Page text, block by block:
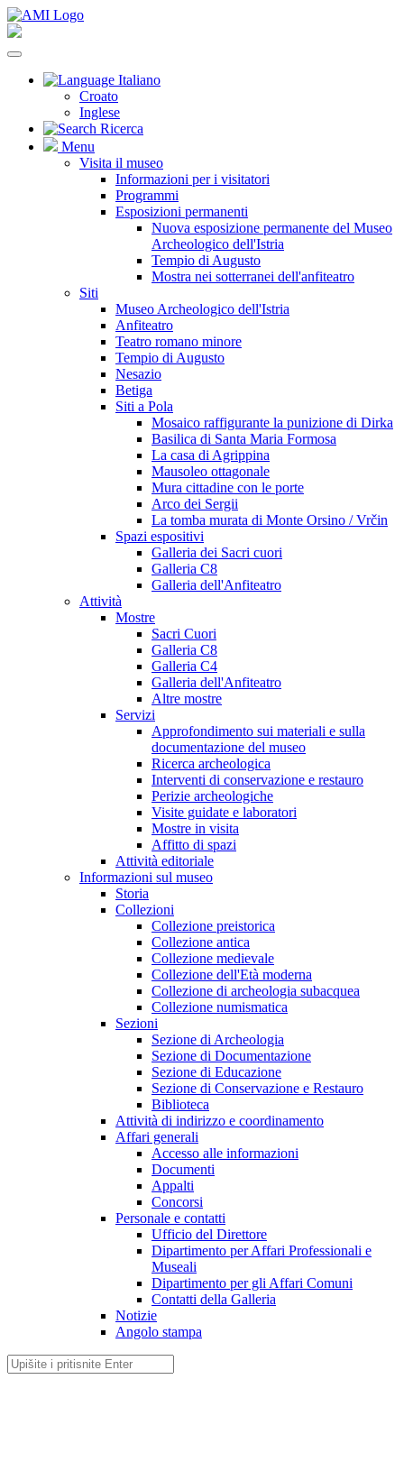
Italiano
Croato
Inglese
Ricerca
Menu
Visita il museo
Informazioni per i visitatori
Programmi
Esposizioni permanenti
Nuova esposizione permanente del Museo
Archeologico dell'Istria
Tempio di Augusto
Mostra nei sotterranei dell'anfiteatro
Siti
Museo Archeologico dell'Istria
Anfiteatro
Teatro romano minore
Tempio di Augusto
Nesazio
Betiga
Siti a Pola
Mosaico raffigurante la punizione di Dirka
Basilica di Santa Maria Formosa
La casa di Agrippina
Mausoleo ottagonale
Mura cittadine con le porte
Arco dei Sergii
La tomba murata di Monte Orsino / Vrčin
Spazi espositivi
Galleria dei Sacri cuori
Galleria C8
Galleria dell'Anfiteatro
Attività
Mostre
Sacri Cuori
Galleria C8
Galleria C4
Galleria dell'Anfiteatro
Altre mostre
Servizi
Approfondimento sui materiali e sulla
documentazione del museo
Ricerca archeologica
Interventi di conservazione e restauro
Perizie archeologiche
Visite guidate e laboratori
Mostre in visita
Affitto di spazi
Attività editoriale
Informazioni sul museo
Storia
Collezioni
Collezione preistorica
Collezione antica
Collezione medievale
Collezione dell'Età moderna
Collezione di archeologia subacquea
Collezione numismatica
Sezioni
Sezione di Archeologia
Sezione di Documentazione
Sezione di Educazione
Sezione di Conservazione e Restauro
Biblioteca
Attività di indirizzo e coordinamento
Affari generali
Accesso alle informazioni
Documenti
Appalti
Concorsi
Personale e contatti
Ufficio del Direttore
Dipartimento per Affari Professionali e
Museali
Dipartimento per gli Affari Comuni
Contatti della Galleria
Notizie
Angolo stampa